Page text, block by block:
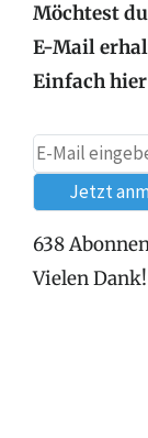
Möchtest
E-Mail
Einfach
638
Vielen Dank!